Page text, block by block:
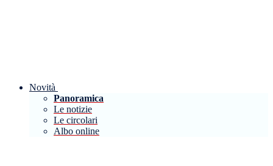
Novità
Panoramica
Le notizie
Le circolari
Albo online